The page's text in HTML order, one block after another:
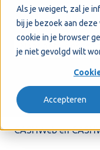
Als je weigert, zal je
bij je bezoek aan
cookie in je browser
je niet gevolgd wilt
Accepteren
Welkom!
CASHWeb en